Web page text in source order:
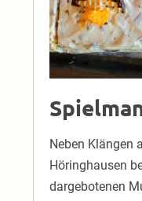
Neben Klängen
Höringhausen
dargebotenen